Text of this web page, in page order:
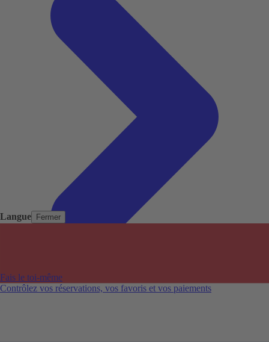
Langue Fermer
Fais le toi-même
Contrôlez vos réservations, vos favoris et vos paiements
Aéroports populaires
Villes populaires
Australie